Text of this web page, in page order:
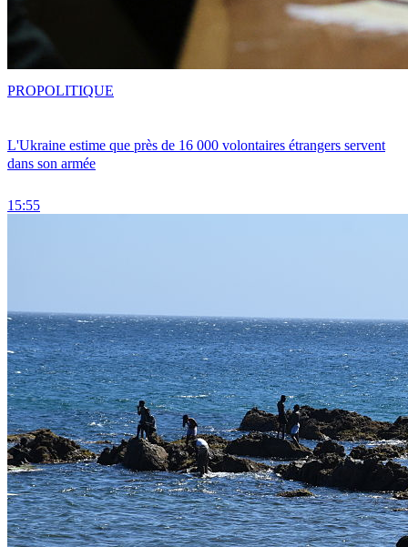
L'Ukraine estime que près de 16 000 volontaires étrangers servent
dans son armée
15:55
PROPOLITIQUE